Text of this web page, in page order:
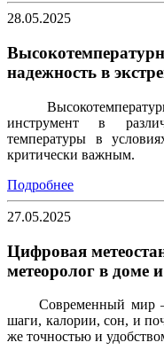
28.05.2025
надежность в
инструмент в
температуры в
критически важным.
Подробнее
27.05.2025
Цифровая
метеоролог в доме
Современный мир
шаги, калории, сон, и
же точностью и